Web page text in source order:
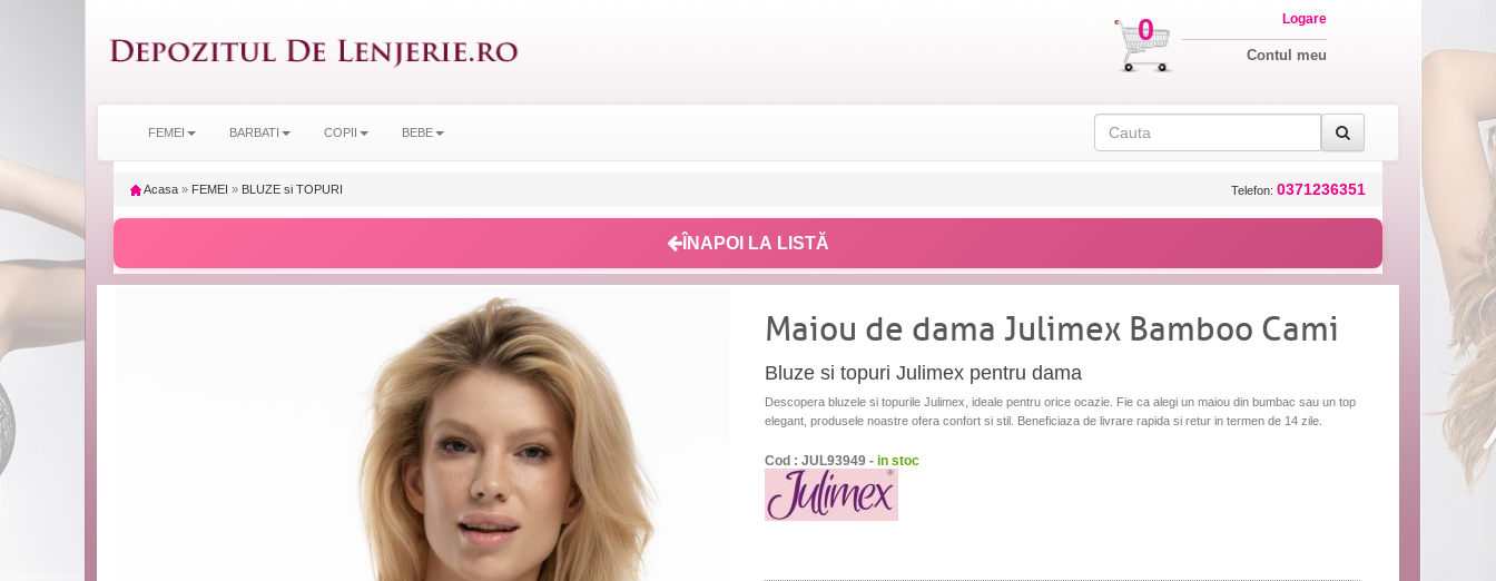
0 Logare
Contul meu
FEMEI BARBATI COPII BEBE
Acasa » FEMEI » BLUZE si TOPURI Telefon: 0371236351
ÎNAPOI LA LISTĂ
Maiou de dama Julimex Bamboo Cami
Bluze si topuri Julimex pentru dama
Descopera bluzele si topurile Julimex, ideale pentru orice ocazie. Fie ca alegi un maiou din bumbac sau un top
elegant, produsele noastre ofera confort si stil. Beneficiaza de livrare rapida si retur in termen de 14 zile.
Cod : JUL93949 - in stoc